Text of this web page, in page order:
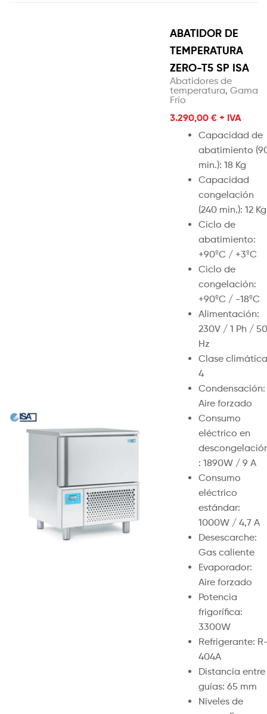
ABATIDOR DE
TEMPERATURA
ZERO-T5 SP ISA
Abatidores de
temperatura, Gama
Frío
3.290,00 € + IVA
Capacidad de
abatimiento
min.): 18 Kg
Capacidad
congelación
(240 min.): 12 Kg
Ciclo de
abatimiento:
+90ºC / +3ºC
Ciclo de
congelación:
+90ºC / -18ºC
Alimentación:
230V / 1 Ph / 50
Hz
Clase
4
Condensación:
Aire forzado
Consumo
eléctrico en
: 1890W / 9 A
Consumo
eléctrico
estándar:
1000W / 4,7 A
Desescarche:
Gas caliente
Evaporador:
Aire forzado
Potencia
frigorífica:
3300W
Refrigerante:
404A
Distancia entre
guías: 65 mm
Niveles de